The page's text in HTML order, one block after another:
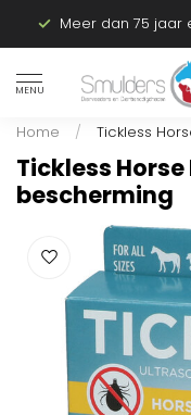
Meer dan 75 jaar
MENU
Home / Tickless
Tickless
bescherming